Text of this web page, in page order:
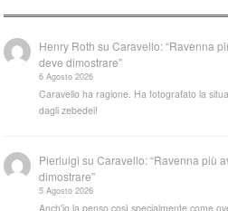
Henry Roth suCaravello: “Ravenna
deve dimostrare”
6 Agosto 2026
Caravello ha ragione. Ha fotografato la
dagli zebedei!
Pierluigi suCaravello: “Ravenna più
dimostrare”
5 Agosto 2026
Anch'io la penso così specialmente come